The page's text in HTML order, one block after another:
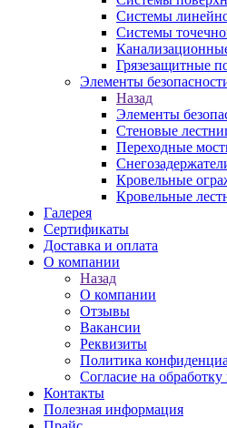
Системы
Системы
Грязезащитные
Элементы
Назад
Элементы
Стеновые
Переходные
Кровельные
Кровельные
Галерея
Сертификаты
Доставка и оплата
О компании
Назад
О компании
Отзывы
Вакансии
Реквизиты
Политика
Согласие на
Контакты
Полезная информация